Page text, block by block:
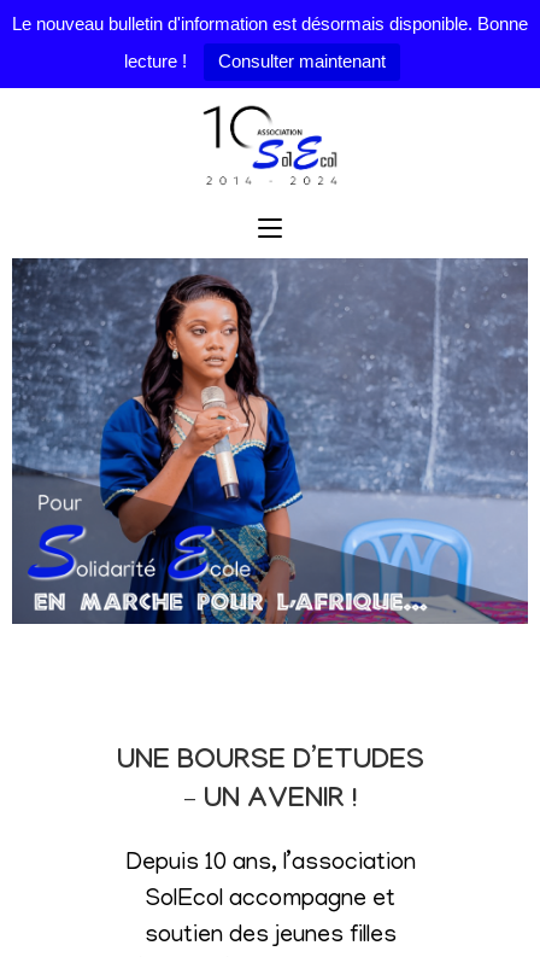
Le nouveau bulletin d'information est désormais disponible. Bonne
lecture !
Consulter maintenant
UNE BOURSE D’ETUDES
– UN AVENIR !
Depuis 10 ans, l’association
SolEcol accompagne et
soutien des jeunes filles